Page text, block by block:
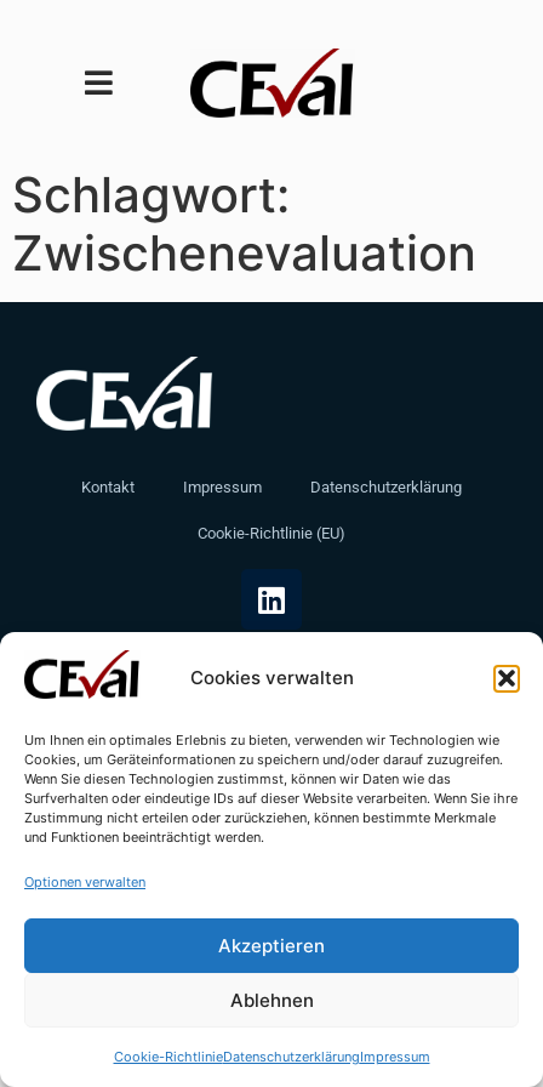
Cookies verwalten
Um Ihnen ein optimales Erlebnis zu bieten, verwenden wir Technologien wie
Cookies, um Geräteinformationen zu speichern und/oder darauf zuzugreifen.
Wenn Sie diesen Technologien zustimmst, können wir Daten wie das
Surfverhalten oder eindeutige IDs auf dieser Website verarbeiten. Wenn Sie ihre
Zustimmung nicht erteilen oder zurückziehen, können bestimmte Merkmale
und Funktionen beeinträchtigt werden.
Optionen verwalten
Akzeptieren
Ablehnen
Cookie-RichtlinieDatenschutzerklärungImpressum
Schlagwort:
Zwischenevaluation
Kontakt Impressum Datenschutzerklärung
Cookie-Richtlinie (EU)
© All rights reserved - CEval GmbH 2026 | webdesign byleicht.digital